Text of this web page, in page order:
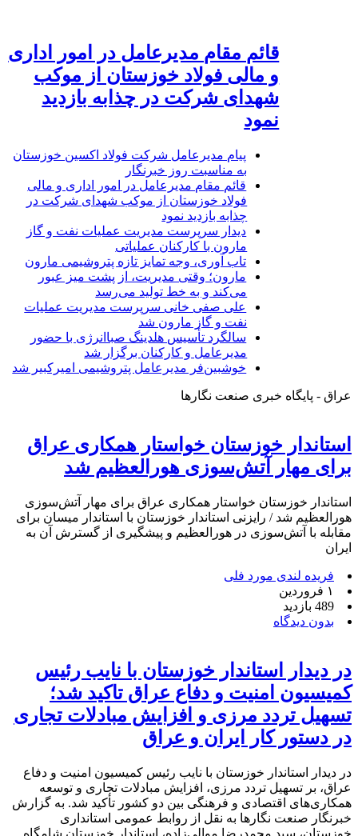
قائم مقام مدیرعامل در امور اداری
و مالی فولاد خوزستان از موکب
شهدای شرکت در چذابه بازدید
نمود
پیام مدیرعامل شرکت فولاد اکسین خوزستان
به مناسبت روز خبرنگار
قائم مقام مدیرعامل در امور اداری و مالی
فولاد خوزستان از موکب شهدای شرکت در
چذابه بازدید نمود
دیدار سرپرست مدیریت عملیات نفت و گاز
مارون با کارکنان عملیاتی
تاب آوری، وجه تمایز تازه پتروشیمی مارون
مارون؛ وقتی مدیریت، از پشت میز عبور
می‌کند و به خط تولید می‌رسد
علی صفی خانی سرپرست مدیریت عملیات
نفت و گاز مارون شد
سالگرد تأسیس هلدینگ صباانرژی با حضور
مدیرعامل و کارکنان برگزار شد
خوشبین‌فر مدیرعامل پتروشیمی امیرکبیر شد
عراق - پایگاه خبری صنعت نگارها
استاندار خوزستان خواستار همکاری عراق
برای مهار آتش‌سوزی هورالعظیم شد
استاندار خوزستان خواستار همکاری عراق برای مهار آتش‌سوزی
هورالعظیم شد / رایزنی استاندار خوزستان با استاندار میسان برای
مقابله با آتش‌سوزی در هورالعظیم و پیشگیری از گسترش آن به
ایران
فریده لندی مورد فلی
۱ فروردین
489 بازدید
بدون دیدگاه
در دیدار استاندار خوزستان با نایب رئیس
کمیسیون امنیت و دفاع عراق تاکید شد؛
تسهیل تردد مرزی و افزایش مبادلات تجاری
در دستور کار ایران و عراق
در دیدار استاندار خوزستان با نایب رئیس کمیسیون امنیت و دفاع
عراق، بر تسهیل تردد مرزی، افزایش مبادلات تجاری و توسعه
همکاری‌های اقتصادی و فرهنگی بین دو کشور تأکید شد. به گزارش
خبرنگار صنعت نگارها به نقل از روابط عمومی استانداری
خوزستان، سید محمدرضا موالی‌زاده، استاندار خوزستان شامگاه